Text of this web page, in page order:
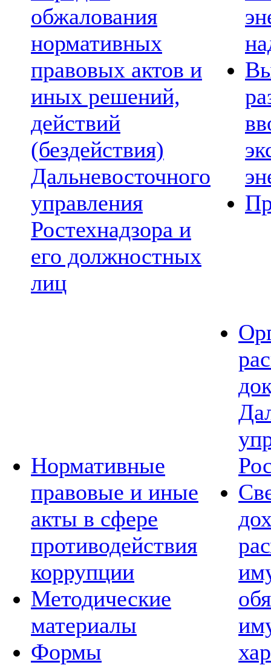
обжалования
нормативных
правовых актов и
иных решений,
действий
(бездействия)
Дальневосточного
управления
Ростехнадзора и
его должностных
лиц
Нормативные
правовые и иные
акты в сфере
противодействия
коррупции
Методические
материалы
Формы